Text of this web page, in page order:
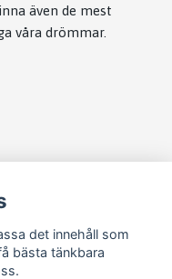
även de mest
våra drömmar.
det innehåll som
bästa tänkbara